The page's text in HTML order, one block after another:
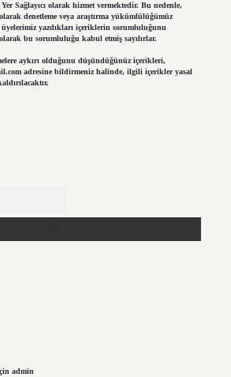
Sağlayıcı olarak hizmet vermektedir. Bu nedenle,
denetleme veya araştırma yükümlülüğümüz
yazdıkları içeriklerin sorumluluğunu
bu sorumluluğu kabul etmiş sayılırlar.
aykırı olduğunu düşündüğünüz içerikleri,
adresine bildirmeniz halinde, ilgili içerikler yasal
admin